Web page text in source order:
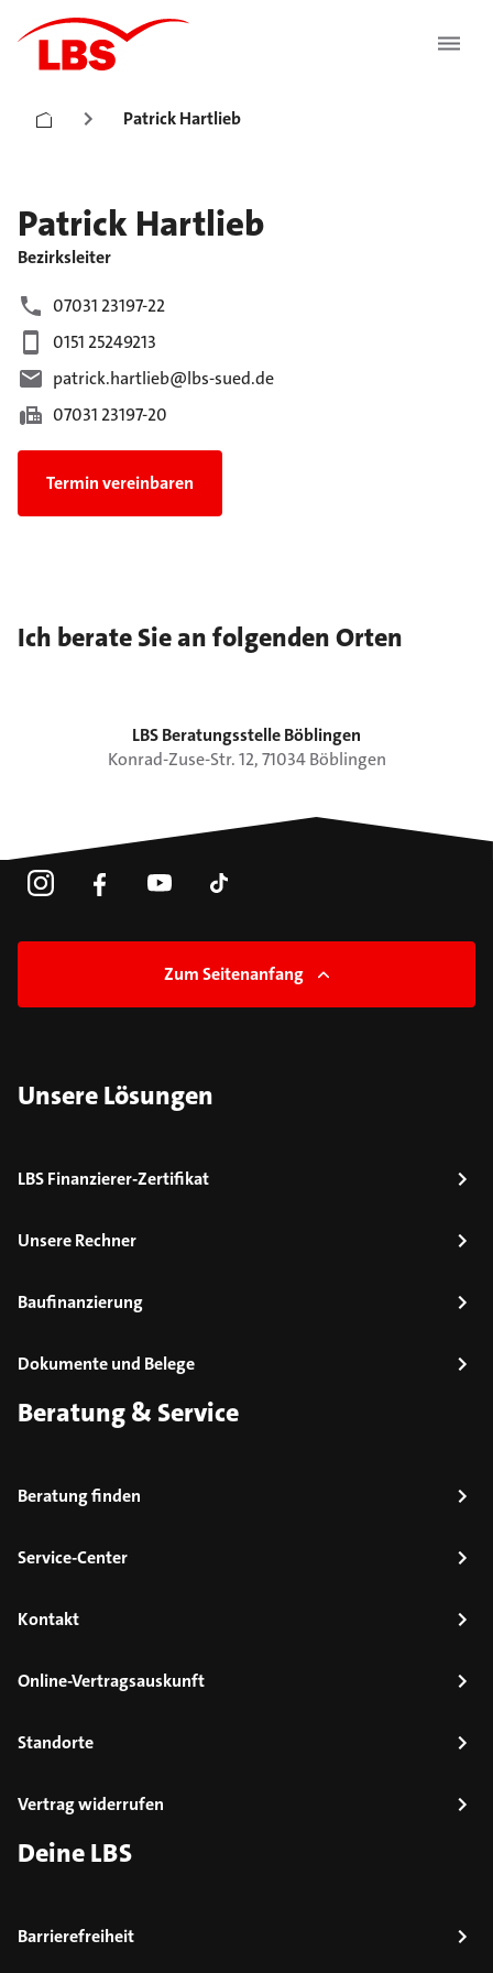
Patrick Hartlieb
Patrick Hartlieb
Bezirksleiter
07031 23197-22
0151 25249213
patrick.hartlieb@lbs-sued.de
07031 23197-20
Termin vereinbaren
Ich berate Sie an folgenden Orten
LBS Beratungsstelle Böblingen
Konrad-Zuse-Str.12,71034 Böblingen
Zum Seitenanfang
Unsere Lösungen
LBS Finanzierer-Zertifikat
Unsere Rechner
Baufinanzierung
Dokumente und Belege
Beratung & Service
Beratung finden
Service-Center
Kontakt
Online-Vertragsauskunft
Standorte
Vertrag widerrufen
Deine LBS
Barrierefreiheit